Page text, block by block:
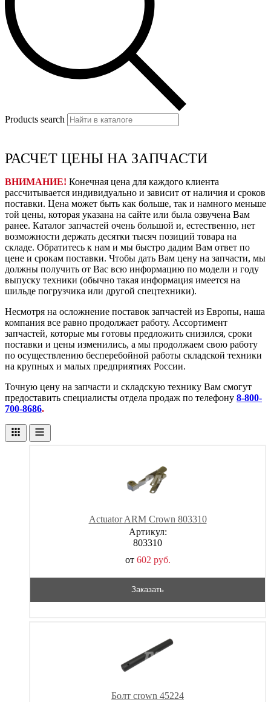
Products search
РАСЧЕТ ЦЕНЫ НА ЗАПЧАСТИ
ВНИМАНИЕ! Конечная цена для каждого клиента
рассчитывается индивидуально и зависит от наличия и сроков
поставки. Цена может быть как больше, так и намного меньше
той цены, которая указана на сайте или была озвучена Вам
ранее. Каталог запчастей очень большой и, естественно, нет
возможности держать десятки тысяч позиций товара на
складе. Обратитесь к нам и мы быстро дадим Вам ответ по
цене и срокам поставки. Чтобы дать Вам цену на запчасти, мы
должны получить от Вас всю информацию по модели и году
выпуску техники (обычно такая информация имеется на
шильде погрузчика или другой спецтехники).
Несмотря на осложнение поставок запчастей из Европы, наша
компания все равно продолжает работу. Ассортимент
запчастей, которые мы готовы предложить снизился, сроки
поставки и цены изменились, а мы продолжаем свою работу
по осуществлению бесперебойной работы складской техники
на крупных и малых предприятиях России.
Точную цену на запчасти и складскую технику Вам смогут
предоставить специалисты отдела продаж по телефону 8-800-
700-8686.
Actuator ARM Crown 803310
Артикул:
803310
от 602 руб.
Заказать
Болт crown 45224